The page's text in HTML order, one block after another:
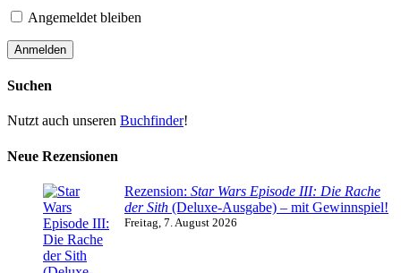
Angemeldet bleiben
Suchen
Nutzt auch unseren Buchfinder!
Neue Rezensionen
Rezension: Star Wars Episode III: Die Rache
der Sith (Deluxe-Ausgabe) – mit Gewinnspiel!
Freitag, 7. August 2026